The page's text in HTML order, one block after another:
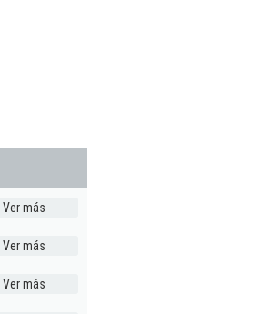
Ver más
Ver más
Ver más